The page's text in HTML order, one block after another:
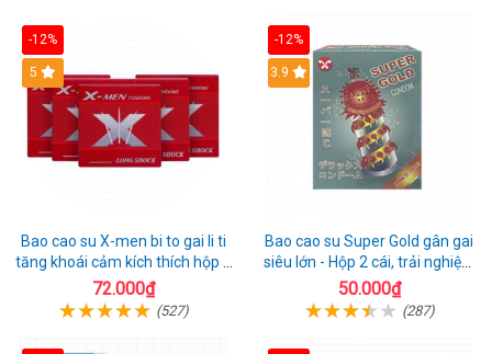
-12%
Hot
5
Bao cao su X-men bi to gai li ti
tăng khoái cảm kích thích hộp 1
cái
72.000₫
(527)
-12%
3.9
Bao cao su Super Gold gân gai
siêu lớn - Hộp 2 cái, trải nghiệm
mới lạ
50.000₫
(287)